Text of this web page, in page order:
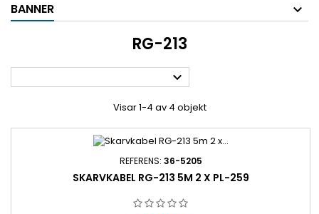
BANNER
RG-213

Visar 1-4 av 4 objekt
REFERENS: 36-5205
SKARVKABEL RG-213 5M 2 X PL-259